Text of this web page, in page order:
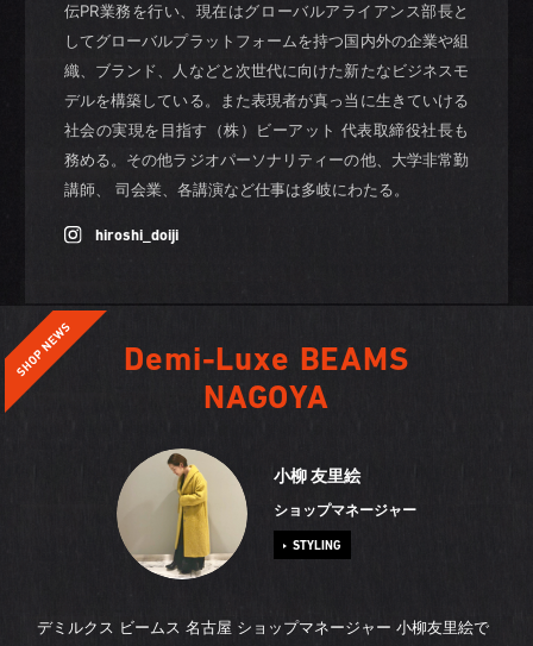
伝PR業務を行い、現在はグローバルアライアンス部長と
してグローバルプラットフォームを持つ国内外の企業や組
織、ブランド、人などと次世代に向けた新たなビジネスモ
デルを構築している。また表現者が真っ当に生きていける
社会の実現を目指す（株）ビーアット 代表取締役社長も
務める。その他ラジオパーソナリティーの他、大学非常勤
講師、 司会業、各講演など仕事は多岐にわたる。
hiroshi_doiji
Demi-Luxe BEAMS
NAGOYA
小柳 友里絵
ショップマネージャー
STYLING
デミルクス ビームス 名古屋 ショップマネージャー 小柳友里絵で